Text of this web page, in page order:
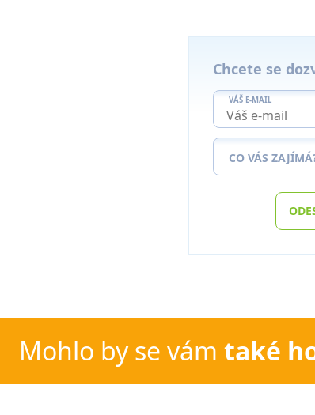
Chcete se
VÁŠ E-MAIL
CO VÁS
Mohlo by se vám také